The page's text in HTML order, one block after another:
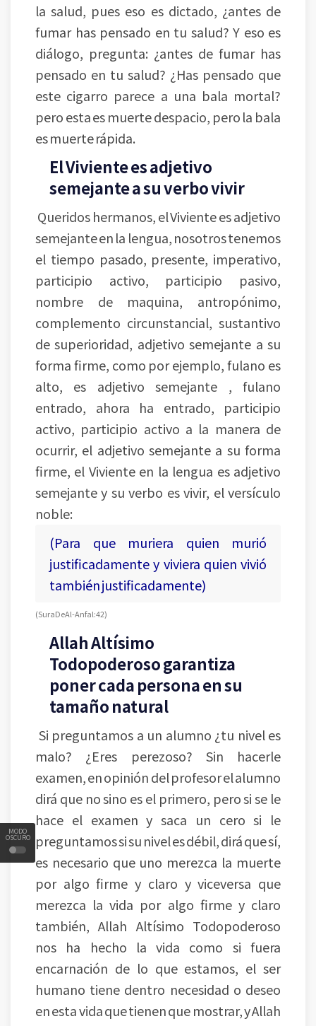
MODO
OSCURO
la salud, pues eso es dictado, ¿antes de
fumar has pensado en tu salud? Y eso es
diálogo, pregunta: ¿antes de fumar has
pensado en tu salud? ¿Has pensado que
este cigarro parece a una bala mortal?
pero esta es muerte despacio, pero la bala
es muerte rápida.
El Viviente es adjetivo
semejante a su verbo vivir
Queridos hermanos, el Viviente es adjetivo
semejante en la lengua, nosotros tenemos
el tiempo pasado, presente, imperativo,
participio activo, participio pasivo,
nombre de maquina, antropónimo,
complemento circunstancial, sustantivo
de superioridad, adjetivo semejante a su
forma firme, como por ejemplo, fulano es
alto, es adjetivo semejante , fulano
entrado, ahora ha entrado, participio
activo, participio activo a la manera de
ocurrir, el adjetivo semejante a su forma
firme, el Viviente en la lengua es adjetivo
semejante y su verbo es vivir, el versículo
noble:
(Para que muriera quien murió
justificadamente y viviera quien vivió
también justificadamente)
(Sura De Al-Anfal: 42)
Allah Altísimo
Todopoderoso garantiza
poner cada persona en su
tamaño natural
Si preguntamos a un alumno ¿tu nivel es
malo? ¿Eres perezoso? Sin hacerle
examen, en opinión del profesor el alumno
dirá que no sino es el primero, pero si se le
hace el examen y saca un cero si le
preguntamos si su nivel es débil, dirá que sí,
es necesario que uno merezca la muerte
por algo firme y claro y viceversa que
merezca la vida por algo firme y claro
también, Allah Altísimo Todopoderoso
nos ha hecho la vida como si fuera
encarnación de lo que estamos, el ser
humano tiene dentro necesidad o deseo
en esta vida que tienen que mostrar, y Allah